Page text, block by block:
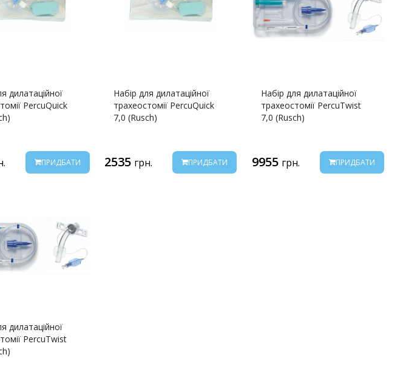
дилатаційної
PercuQuick
ПРИДБАТИ
Набір для дилатаційної
трахеостомії PercuQuick
7,0 (Rusch)
2535 грн. ПРИДБАТИ
Набір для дилатаційної
трахеостомії PercuTwist
7,0 (Rusch)
9955 грн. ПРИДБАТИ
дилатаційної
PercuTwist